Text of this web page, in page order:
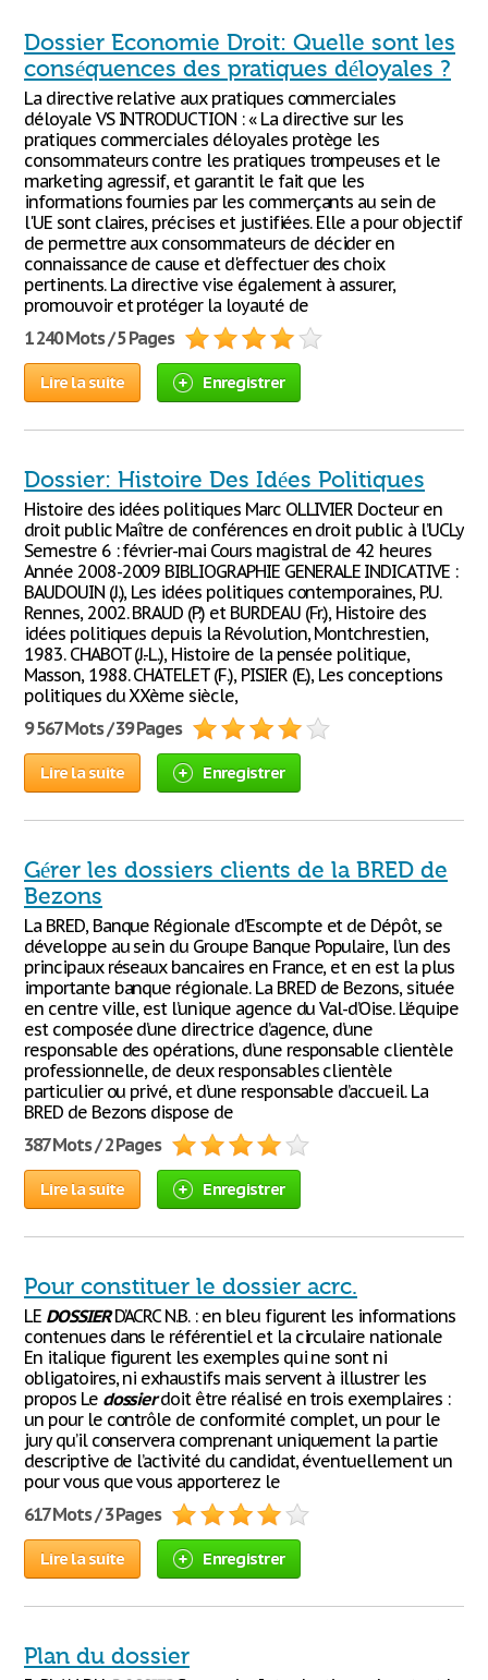
Dossier Economie Droit: Quelle sont les
conséquences des pratiques déloyales ?
La directive relative aux pratiques commerciales
déloyale VS INTRODUCTION : « La directive sur les
pratiques commerciales déloyales protège les
consommateurs contre les pratiques trompeuses et le
marketing agressif, et garantit le fait que les
informations fournies par les commerçants au sein de
l'UE sont claires, précises et justifiées. Elle a pour objectif
de permettre aux consommateurs de décider en
connaissance de cause et d'effectuer des choix
pertinents. La directive vise également à assurer,
promouvoir et protéger la loyauté de
1 240 Mots / 5 Pages
Lire la suite Enregistrer
Dossier: Histoire Des Idées Politiques
Histoire des idées politiques Marc OLLIVIER Docteur en
droit public Maître de conférences en droit public à l’UCLy
Semestre 6 : février-mai Cours magistral de 42 heures
Année 2008-2009 BIBLIOGRAPHIE GENERALE INDICATIVE :
BAUDOUIN (J.), Les idées politiques contemporaines, P.U.
Rennes, 2002. BRAUD (P.) et BURDEAU (Fr.), Histoire des
idées politiques depuis la Révolution, Montchrestien,
1983. CHABOT (J.-L.), Histoire de la pensée politique,
Masson, 1988. CHATELET (F.), PISIER (E.), Les conceptions
politiques du XXème siècle,
9 567 Mots / 39 Pages
Lire la suite Enregistrer
Gérer les dossiers clients de la BRED de
Bezons
La BRED, Banque Régionale d’Escompte et de Dépôt, se
développe au sein du Groupe Banque Populaire, l’un des
principaux réseaux bancaires en France, et en est la plus
importante banque régionale. La BRED de Bezons, située
en centre ville, est l’unique agence du Val-d’Oise. L’équipe
est composée d’une directrice d’agence, d’une
responsable des opérations, d’une responsable clientèle
professionnelle, de deux responsables clientèle
particulier ou privé, et d’une responsable d’accueil. La
BRED de Bezons dispose de
387 Mots / 2 Pages
Lire la suite Enregistrer
Pour constituer le dossier acrc.
LE DOSSIERD’ACRC N.B. : en bleu figurent les informations
contenues dans le référentiel et la circulaire nationale
En italique figurent les exemples qui ne sont ni
obligatoires, ni exhaustifs mais servent à illustrer les
propos Le dossierdoit être réalisé en trois exemplaires :
un pour le contrôle de conformité complet, un pour le
jury qu’il conservera comprenant uniquement la partie
descriptive de l’activité du candidat, éventuellement un
pour vous que vous apporterez le
617 Mots / 3 Pages
Lire la suite Enregistrer
Plan du dossier